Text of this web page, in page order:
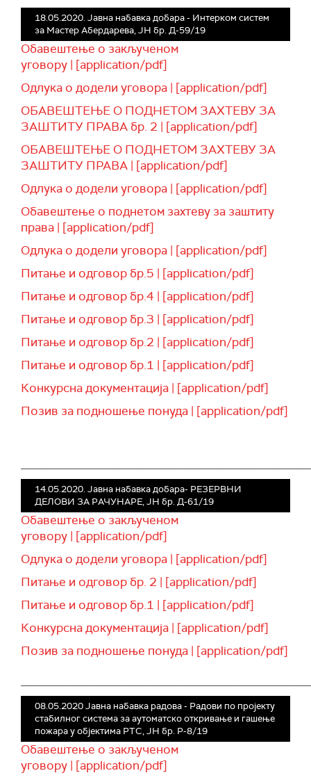
18.05.2020. Јавна набавка добара - Интерком систем
за Мастер Абердарева, ЈН бр. Д-59/19
Обавештење о закљученом
уговору | [application/pdf]
Одлука о додели уговора | [application/pdf]
ОБАВЕШТЕЊЕ О ПОДНЕТОМ ЗАХТЕВУ ЗА
ЗАШТИТУ ПРАВА бр. 2 | [application/pdf]
ОБАВЕШТЕЊЕ О ПОДНЕТОМ ЗАХТЕВУ ЗА
ЗАШТИТУ ПРАВА | [application/pdf]
Одлука о додели уговора | [application/pdf]
Обавештење о поднетом захтеву за заштиту
права | [application/pdf]
Одлука о додели уговора | [application/pdf]
Питање и одговор бр.5 | [application/pdf]
Питање и одговор бр.4 | [application/pdf]
Питање и одговор бр.3 | [application/pdf]
Питање и одговор бр.2 | [application/pdf]
Питање и одговор бр.1 | [application/pdf]
Конкурсна документација | [application/pdf]
Позив за подношење понуда | [application/pdf]
14.05.2020. Јавна набавка добара- РЕЗЕРВНИ
ДЕЛОВИ ЗА РАЧУНАРЕ, ЈН бр. Д-61/19
Обавештење о закљученом
уговору | [application/pdf]
Одлука о додели уговора | [application/pdf]
Питање и одговор бр. 2 | [application/pdf]
Питање и одговор бр.1 | [application/pdf]
Конкурсна документација | [application/pdf]
Позив за подношење понуда | [application/pdf]
08.05.2020 Јавна набавка радова - Радови по пројекту
стабилног система за аутоматско откривање и гашење
пожара у објектима РТС, ЈН бр. Р-8/19
Обавештење о закљученом
уговору | [application/pdf]